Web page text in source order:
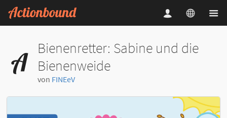
Bienenretter: Sabine und die
Bienenweide
von FINEeV